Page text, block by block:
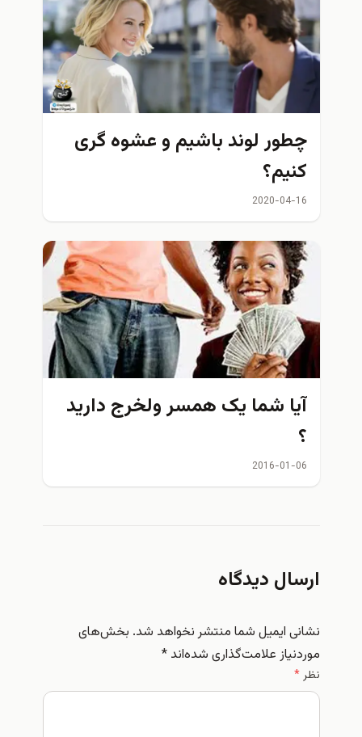
چطور لوند باشیم و عشوه گری
کنیم؟
2020-04-16
آیا شما یک همسر ولخرج دارید
؟
2016-01-06
ارسال دیدگاه
نشانی ایمیل شما منتشر نخواهد شد. بخش‌های
موردنیاز علامت‌گذاری شده‌اند*
نظر*